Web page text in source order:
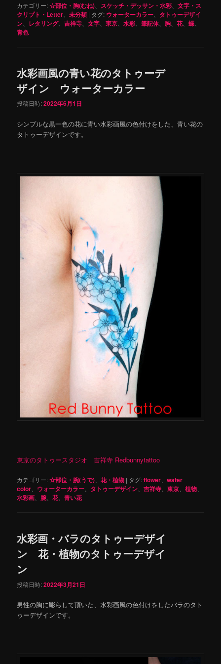
カテゴリー:☆部位・胸(むね) スケッチ・デッサン・水彩 、文字・ス
クリプト・Letter 、未分類 | タグ: ウォーターカラー
タトゥーデザイ
ン
レタリング、吉祥寺 、文字 、東京 、水彩 、筆記体、 胸 、花、蝶
青色
水彩画風の青い花のタトゥーデ
ザイン ウォーターカラー
投稿日時:2022年6月1日
シンプルな黒一色の花に青い水彩画風の色付けをした、青い花の
タトゥーデザインです。
東京のタトゥースタジオ 吉祥寺 Redbunnytattoo
カテゴリー:☆部位・腕(うで) 、花・植物 | タグ:flower 、water
color
ウォーターカラー タトゥーデザイン 、吉祥寺 、東京 、植物
水彩画 腕 、花、青い花
水彩画・バラのタトゥーデザイ
ン 花・植物のタトゥーデザイ
ン
投稿日時:2022年3月21日
男性の胸に彫らして頂いた、水彩画風の色付けをしたバラのタト
ゥーデザインです。